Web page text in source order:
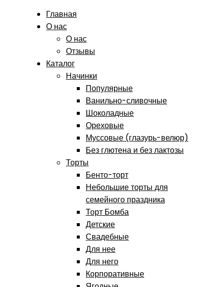
Главная
О нас
О нас
Отзывы
Каталог
Начинки
Популярные
Ванильно-сливочные
Шоколадные
Ореховые
Муссовые (глазурь-велюр)
Без глютена и без лактозы
Торты
Бенто-торт
Небольшие торты для
семейного праздника
Торт Бомба
Детские
Свадебные
Для нее
Для него
Корпоративные